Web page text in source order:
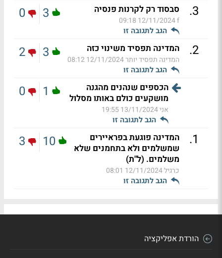
3
. סבסוד רק לקרנות פנסיה
f
12/11/2024 09:18
הגב לתגובה זו
3
0
2
. המדינה תפסיד משינוי כזה
המדינה תפסיד יותר12/11/2024 08:12
הגב לתגובה זו
3
2
הכספים שנהנים מהגנה
מושקעים כולם באותו מסלול
אני13/11/2024 19:55
הגב לתגובה זו
1
0
1
.
המדינה פוגעת בפראיירים
שמשלמים ולא בתחמנים שלא
משלמים. (ל"ת)
כרגיל12/11/2024 08:01
הגב לתגובה זו
10
3
הורדת אפליקציה